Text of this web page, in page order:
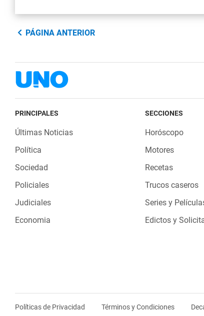
PÁGINA ANTERIOR
PRINCIPALES
Últimas Noticias
Política
Sociedad
Policiales
Judiciales
Economia
SECCIONES
Horóscopo
Motores
Recetas
Trucos caseros
Series y
Edictos y
Políticas de Privacidad Términos y Condiciones